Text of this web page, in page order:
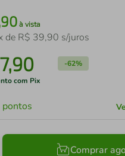
90 à vista
de R$ 39,90 s/juros
,90 -62%
com Pix
pontos
Comprar